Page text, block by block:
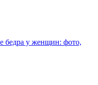
бедра у женщин: фото,